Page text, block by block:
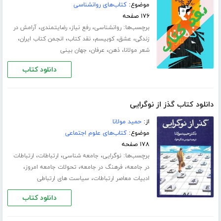
موضوع:کتاب‌های روانشناسی
۱۷۶ صفحه
برچسب‌ها:روانشناسی،رفع نیاز،رضایتمندی،آرامش در
زندگی، عشق،کوبیسم،نقد کتاب، انجمن کتاب ایران،
شعر مولانا،ذهن، عرفان، جهان بینی
دانلود کتاب
دانلود کتاب گذز از نوگرایی
از:حمید مولانا
موضوع:کتاب‌های علوم اجتماعی
۱۷۸ صفحه
برچسب‌ها:نوگرایی، جامعه شناسی، ارتباطات، ارتباطات
در جامعه، فرهنگ در جامعه، تحولات جامعه امروز،
ادبیات معاصر ارتباطات، سیاست های ارتباطی
دانلود کتاب